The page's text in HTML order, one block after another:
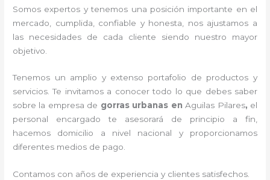
Somos expertos y tenemos una posición importante en el
mercado, cumplida, confiable y honesta, nos ajustamos a
las necesidades de cada cliente siendo nuestro mayor
objetivo.
Tenemos un amplio y extenso portafolio de productos y
servicios. Te invitamos a conocer todo lo que debes saber
sobre la empresa de gorras urbanas enAguilas Pilares, el
personal encargado te asesorará de principio a fin,
hacemos domicilio a nivel nacional y proporcionamos
diferentes medios de pago.
Contamos con años de experiencia y clientes satisfechos.